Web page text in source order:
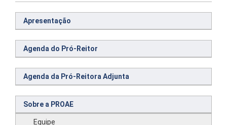
Apresentação
Agenda do Pró-Reitor
Agenda da Pró-Reitora Adjunta
Sobre a PROAE
Equipe